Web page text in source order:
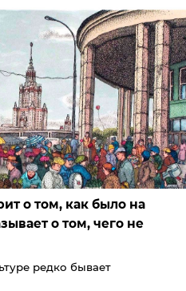
о том, как было на
о том, чего не
редко бывает